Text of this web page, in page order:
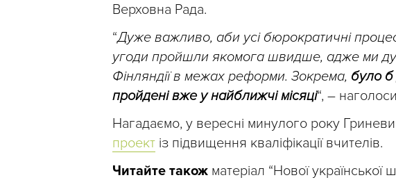
Верховна Рада.
“Дуже важливо, аби усі бюрократичні
угоди пройшли якомога швидше, адже ми
Фінляндії в межах реформи. Зокрема, було б
пройдені вже у найближчі місяці“, –
Нагадаємо, у вересні минулого року
проект із підвищення кваліфікації вчителів.
Читайте також матеріал “Нової української